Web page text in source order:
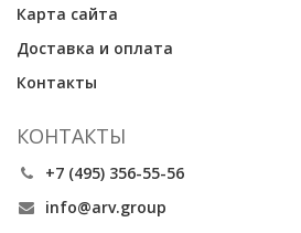
Карта сайта
Доставка и оплата
Контакты
КОНТАКТЫ
+7 (495) 356-55-56
info@arv.group